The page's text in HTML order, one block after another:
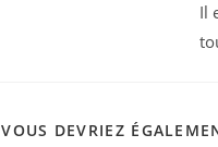
Il
VOUS DEVRIEZ